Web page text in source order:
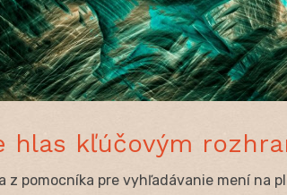
hlas kľúčovým
z pomocníka pre vyhľadávanie mení na